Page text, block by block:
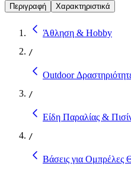
Περιγραφή Χαρακτηριστικά
Άθληση & Hobby
/
Outdoor
/
Είδη Παραλίας &
/
Βάσεις για Ομπρέλες